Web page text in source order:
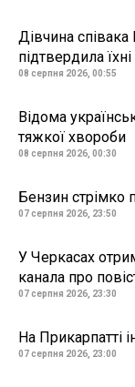
Дівчина
підтвердила
08 серпня 2026, 00:55
Відома
тяжкої хвороби
08 серпня 2026, 00:30
Бензин стрімко
07 серпня 2026, 23:50
У Черкасах
канала про
07 серпня 2026, 23:30
На Прикарпатті
07 серпня 2026, 23:00